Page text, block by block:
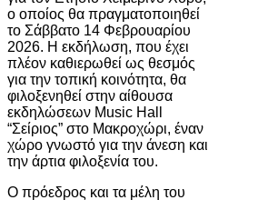
ο οποίος θα πραγματοποιηθεί
το Σάββατο 14 Φεβρουαρίου
2026. Η εκδήλωση, που έχει
πλέον καθιερωθεί ως θεσμός
για την τοπική κοινότητα, θα
φιλοξενηθεί στην αίθουσα
εκδηλώσεων Music Hall
“Σείριος” στο Μακροχώρι, έναν
χώρο γνωστό για την άνεση και
την άρτια φιλοξενία του.
Ο πρόεδρος και τα μέλη του